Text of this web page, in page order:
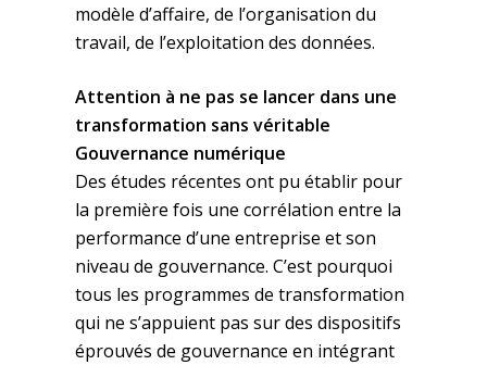
modèle d’affaire, de l’organisation du
travail, de l’exploitation des données.
Attention à ne pas se lancer dans une
transformation sans véritable
Gouvernance numérique
Des études récentes ont pu établir pour
la première fois une corrélation entre la
performance d’une entreprise et son
niveau de gouvernance. C’est pourquoi
tous les programmes de transformation
qui ne s’appuient pas sur des dispositifs
éprouvés de gouvernance en intégrant